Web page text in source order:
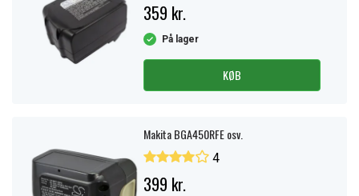
359 kr.
På lager
KØB
Makita BGA450RFE osv.
4
399 kr.